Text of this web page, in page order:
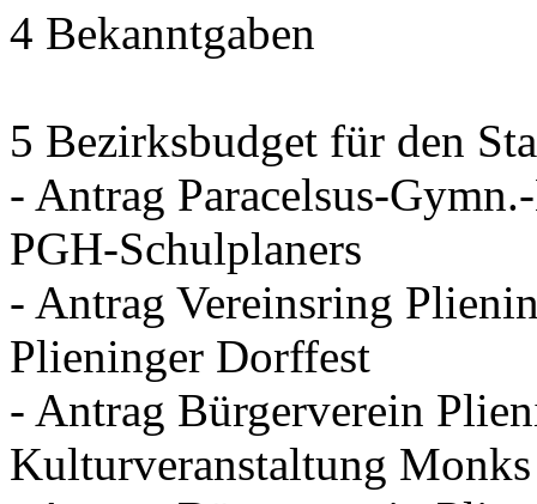
4 Bekanntgaben
5 Bezirksbudget für den
- Antrag Paracelsus-
PGH-Schulplaners
- Antrag Vereinsring
Plieninger Dorffest
- Antrag Bürgerverein
Kulturveranstaltung Monks